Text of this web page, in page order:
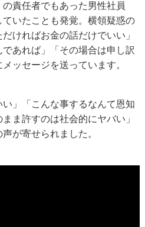
責任者でもあった男性社員
いたことも発覚。横領疑惑の
ければお金の話だけでいい」
あれば」「その場合は申し訳
ッセージを送っています。
」「こんな事するなんて恩知
ま許すのは社会的にヤバい」
が寄せられました。